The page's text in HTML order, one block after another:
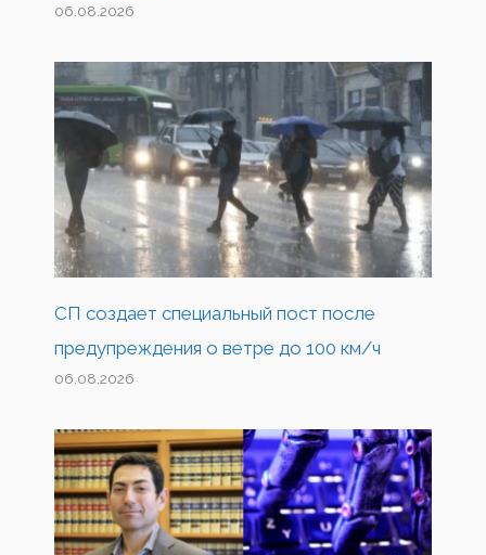
06.08.2026
СП создает специальный пост после
предупреждения о ветре до 100 км/ч
06.08.2026